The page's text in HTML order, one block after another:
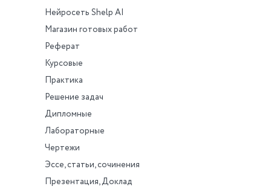
Нейросеть Shelp AI
Магазин готовых работ
Реферат
Курсовые
Практика
Решение задач
Дипломные
Лабораторные
Чертежи
Эссе, статьи, сочинения
Презентация, Доклад